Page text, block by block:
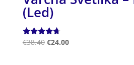
(Led)
Ocenjeno
€38.40 €24.00